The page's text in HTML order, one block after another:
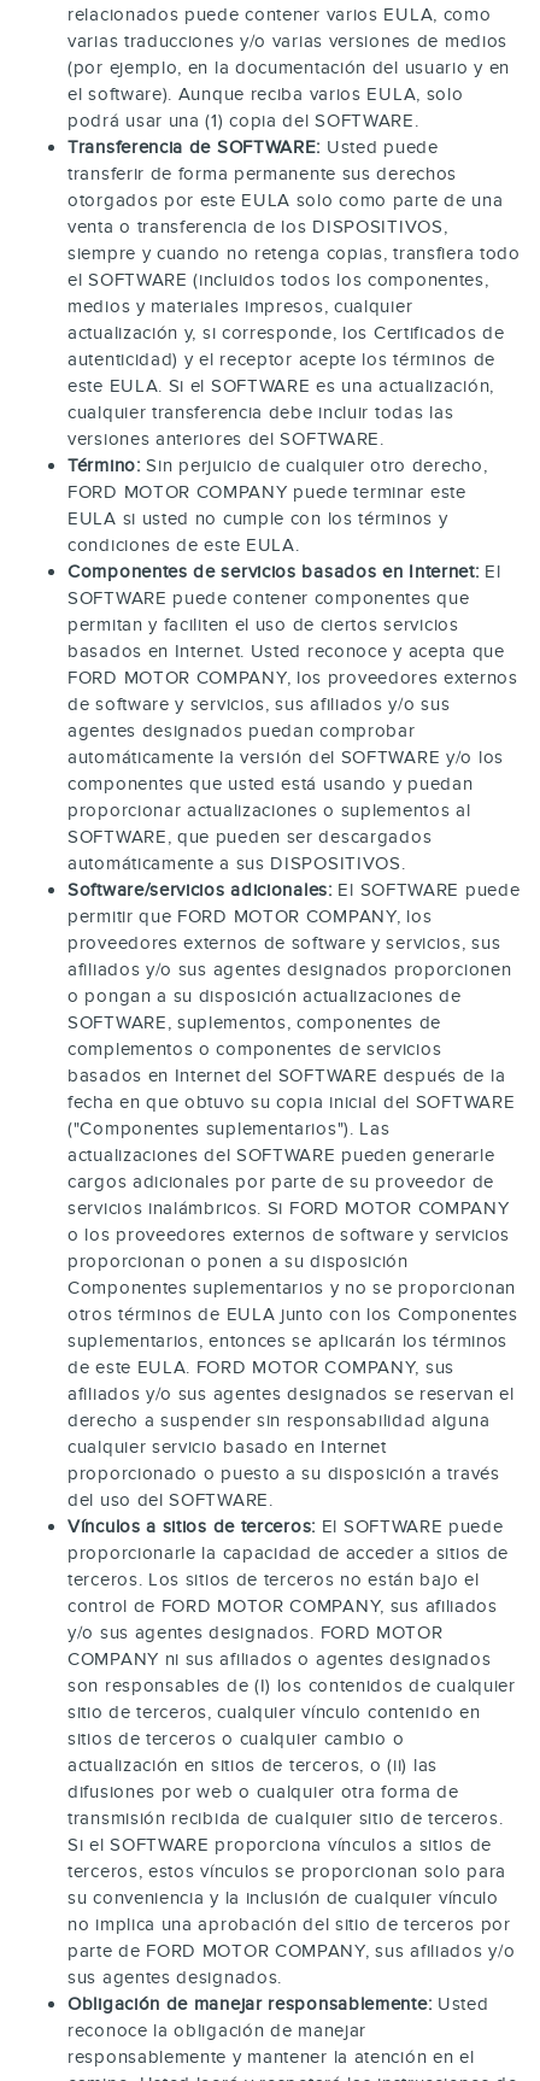
relacionados puede contener varios EULA, como
varias traducciones y/o varias versiones de medios
(por ejemplo, en la documentación del usuario y en
el software). Aunque reciba varios EULA, solo
podrá usar una (1) copia del SOFTWARE.
Transferencia de SOFTWARE: Usted puede
transferir de forma permanente sus derechos
otorgados por este EULA solo como parte de una
venta o transferencia de los DISPOSITIVOS,
siempre y cuando no retenga copias, transfiera todo
el SOFTWARE (incluidos todos los componentes,
medios y materiales impresos, cualquier
actualización y, si corresponde, los Certificados de
autenticidad) y el receptor acepte los términos de
este EULA. Si el SOFTWARE es una actualización,
cualquier transferencia debe incluir todas las
versiones anteriores del SOFTWARE.
Término: Sin perjuicio de cualquier otro derecho,
FORD MOTOR COMPANY puede terminar este
EULA si usted no cumple con los términos y
condiciones de este EULA.
Componentes de servicios basados en Internet: El
SOFTWARE puede contener componentes que
permitan y faciliten el uso de ciertos servicios
basados en Internet. Usted reconoce y acepta que
FORD MOTOR COMPANY, los proveedores externos
de software y servicios, sus afiliados y/o sus
agentes designados puedan comprobar
automáticamente la versión del SOFTWARE y/o los
componentes que usted está usando y puedan
proporcionar actualizaciones o suplementos al
SOFTWARE, que pueden ser descargados
automáticamente a sus DISPOSITIVOS.
Software/servicios adicionales: El SOFTWARE puede
permitir que FORD MOTOR COMPANY, los
proveedores externos de software y servicios, sus
afiliados y/o sus agentes designados proporcionen
o pongan a su disposición actualizaciones de
SOFTWARE, suplementos, componentes de
complementos o componentes de servicios
basados en Internet del SOFTWARE después de la
fecha en que obtuvo su copia inicial del SOFTWARE
("Componentes suplementarios"). Las
actualizaciones del SOFTWARE pueden generarle
cargos adicionales por parte de su proveedor de
servicios inalámbricos. Si FORD MOTOR COMPANY
o los proveedores externos de software y servicios
proporcionan o ponen a su disposición
Componentes suplementarios y no se proporcionan
otros términos de EULA junto con los Componentes
suplementarios, entonces se aplicarán los términos
de este EULA. FORD MOTOR COMPANY, sus
afiliados y/o sus agentes designados se reservan el
derecho a suspender sin responsabilidad alguna
cualquier servicio basado en Internet
proporcionado o puesto a su disposición a través
del uso del SOFTWARE.
Vínculos a sitios de terceros: El SOFTWARE puede
proporcionarle la capacidad de acceder a sitios de
terceros. Los sitios de terceros no están bajo el
control de FORD MOTOR COMPANY, sus afiliados
y/o sus agentes designados. FORD MOTOR
COMPANY ni sus afiliados o agentes designados
son responsables de (I) los contenidos de cualquier
sitio de terceros, cualquier vínculo contenido en
sitios de terceros o cualquier cambio o
actualización en sitios de terceros, o (ii) las
difusiones por web o cualquier otra forma de
transmisión recibida de cualquier sitio de terceros.
Si el SOFTWARE proporciona vínculos a sitios de
terceros, estos vínculos se proporcionan solo para
su conveniencia y la inclusión de cualquier vínculo
no implica una aprobación del sitio de terceros por
parte de FORD MOTOR COMPANY, sus afiliados y/o
sus agentes designados.
Obligación de manejar responsablemente: Usted
reconoce la obligación de manejar
responsablemente y mantener la atención en el